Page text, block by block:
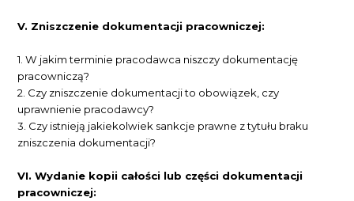
V. Zniszczenie dokumentacji pracowniczej:
1. W jakim terminie pracodawca niszczy dokumentację
pracowniczą?
2. Czy zniszczenie dokumentacji to obowiązek, czy
uprawnienie pracodawcy?
3. Czy istnieją jakiekolwiek sankcje prawne z tytułu braku
zniszczenia dokumentacji?
VI. Wydanie kopii całości lub części dokumentacji
pracowniczej: